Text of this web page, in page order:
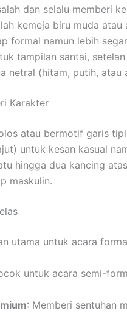
dan selalu memberi
kemeja biru muda
formal namun lebih
tampilan santai,
netral (hitam, putih, atau
Karakter
atau bermotif garis
untuk kesan kasual
hingga dua kancing
maskulin.
utama untuk acara
untuk acara semi-
: Memberi sentuhan